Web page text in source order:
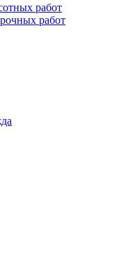
работ
работ